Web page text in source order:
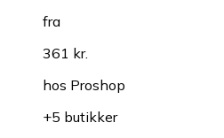
fra
361 kr.
hos Proshop
+5 butikker